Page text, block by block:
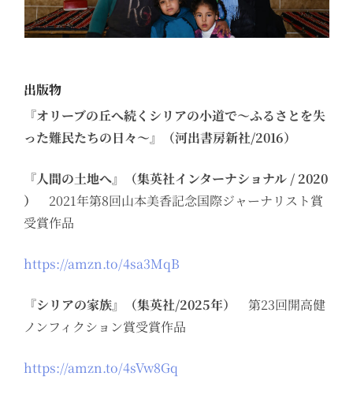
出版物
『オリーブの丘へ続くシリアの小道で〜ふるさとを失
った難民たちの日々〜』（河出書房新社/2016）
『人間の土地へ』（集英社インターナショナル / 2020
） 2021年第8回山本美香記念国際ジャーナリスト賞
受賞作品
https://amzn.to/4sa3MqB
『シリアの家族』（集英社/2025年）
第23回開高健
ノンフィクション賞受賞作品
https://amzn.to/4sVw8Gq